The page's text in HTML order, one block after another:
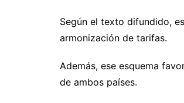
Según el texto difundido,
armonización de tarifas.
Además, ese esquema
de ambos países.